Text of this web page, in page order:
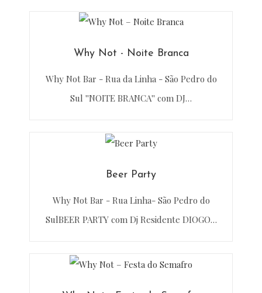
Why Not - Noite Branca
Why Not Bar - Rua da Linha - São Pedro do
Sul ''NOITE BRANCA'' com DJ…
Beer Party
Why Not Bar - Rua Linha- São Pedro do
SulBEER PARTY com Dj Residente DIOGO…